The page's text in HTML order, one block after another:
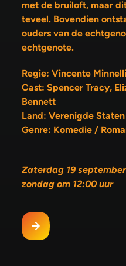
met de bruiloft, maar dit wordt hem allemaal
teveel. Bovendien
ouders van de echtgenoot en die van de
echtgenote.
Regie: Vincente Minnelli
Cast: Spencer Tracy,
Bennett
Land: Verenigde Staten
Genre: Komedie /
Zaterdag 19
zondag om 12:00 uur